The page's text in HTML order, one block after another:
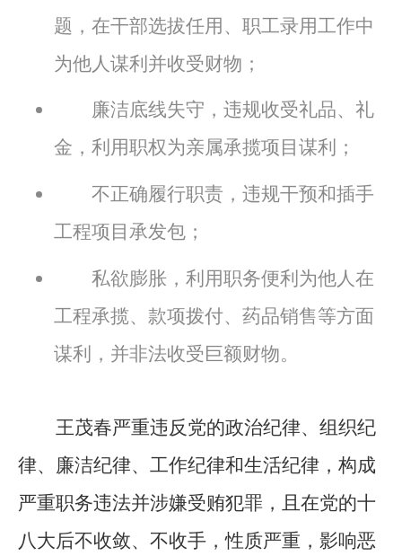
题，在干部选拔任用、职工录用工作中
为他人谋利并收受财物；
廉洁底线失守，违规收受礼品、礼
金，利用职权为亲属承揽项目谋利；
不正确履行职责，违规干预和插手
工程项目承发包；
私欲膨胀，利用职务便利为他人在
工程承揽、款项拨付、药品销售等方面
谋利，并非法收受巨额财物。
王茂春严重违反党的政治纪律、组织纪
律、廉洁纪律、工作纪律和生活纪律，构成
严重职务违法并涉嫌受贿犯罪，且在党的十
八大后不收敛、不收手，性质严重，影响恶